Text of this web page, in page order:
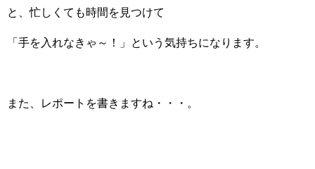
と、忙しくても時間を見つけて
「手を入れなきゃ～！」という気持ちになります。
また、レポートを書きますね・・・。